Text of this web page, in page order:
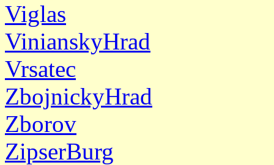
Viglas
VinianskyHrad
Vrsatec
ZbojnickyHrad
Zborov
ZipserBurg